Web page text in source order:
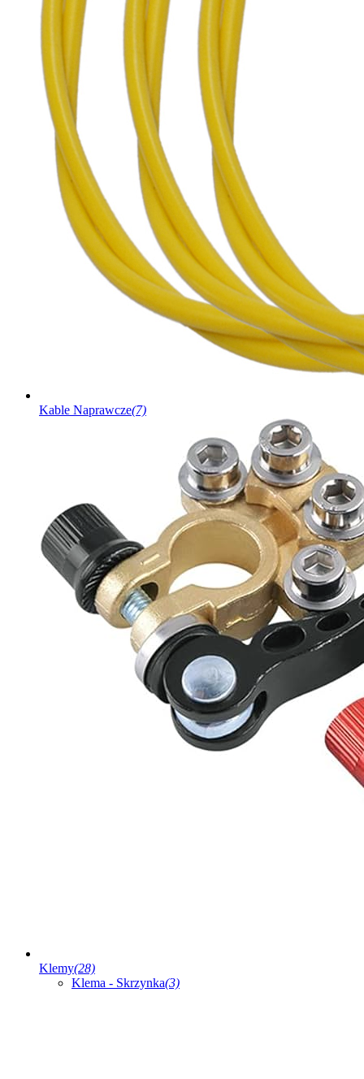
Kable Naprawcze(7)
Klemy(28)
Klema - Skrzynka(3)